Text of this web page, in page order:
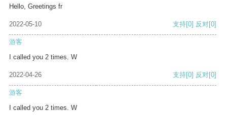
Hello, Greetings fr
2022-05-10 支持[0] 反对[0]
游客
I called you 2 times. W
2022-04-26 支持[0] 反对[0]
游客
I called you 2 times. W